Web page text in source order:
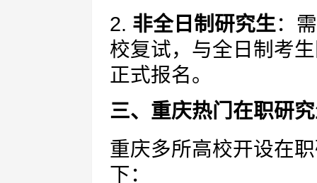
2. 非全日制研究生：
校复试，与全日制考
正式报名。
三、重庆热门在职研
重庆多所高校开设在
下：